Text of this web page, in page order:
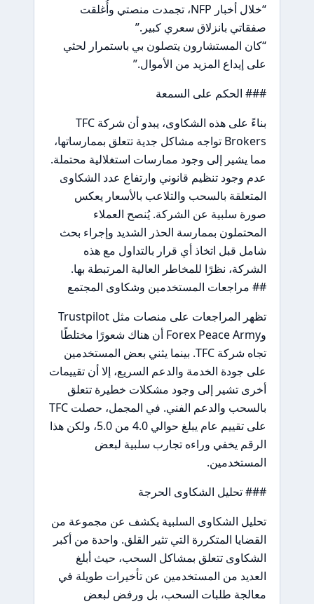
“خلال أخبار NFP، تجمدت منصتي وأُغلقت
صفقاتي بانزلاق سعري كبير.”
“كان المستشارون يتصلون بي باستمرار لحثي
على إيداع المزيد من الأموال.”
### الحكم على السمعة
بناءً على هذه الشكاوى، يبدو أن شركة TFC
Brokers تواجه مشاكل جدية تتعلق بممارساتها،
مما يشير إلى وجود ممارسات استغلالية محتملة.
عدم وجود تنظيم قانوني وارتفاع عدد الشكاوى
المتعلقة بالسحب والتلاعب بالأسعار يعكس
صورة سلبية عن الشركة. يُنصح العملاء
المحتملون بممارسة الحذر الشديد وإجراء بحث
شامل قبل اتخاذ أي قرار بالتداول مع هذه
الشركة، نظرًا للمخاطر العالية المرتبطة بها.
## مراجعات المستخدمين وشكاوى المجتمع
تظهر المراجعات على منصات مثل Trustpilot
وForex Peace Army أن هناك شعورًا مختلطًا
تجاه شركة TFC. بينما يثني بعض المستخدمين
على جودة الخدمة والدعم السريع، إلا أن تقييمات
أخرى تشير إلى وجود مشكلات خطيرة تتعلق
بالسحب والدعم الفني. في المجمل، حصلت TFC
على تقييم عام يبلغ حوالي 4.0 من 5.0، ولكن هذا
الرقم يخفي وراءه تجارب سلبية لبعض
المستخدمين.
### تحليل الشكاوى الحرجة
تحليل الشكاوى السلبية يكشف عن مجموعة من
القضايا المتكررة التي تثير القلق. واحدة من أكبر
الشكاوى تتعلق بمشاكل السحب، حيث أبلغ
العديد من المستخدمين عن تأخيرات طويلة في
معالجة طلبات السحب، بل ورفض لبعض